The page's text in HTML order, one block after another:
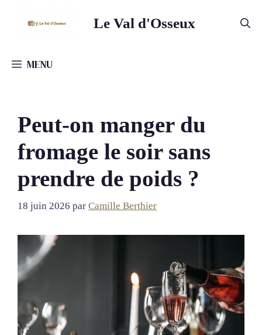
Le Val d'Osseux
MENU
Peut-on manger du
fromage le soir sans
prendre de poids ?
18 juin 2026 par Camille Berthier